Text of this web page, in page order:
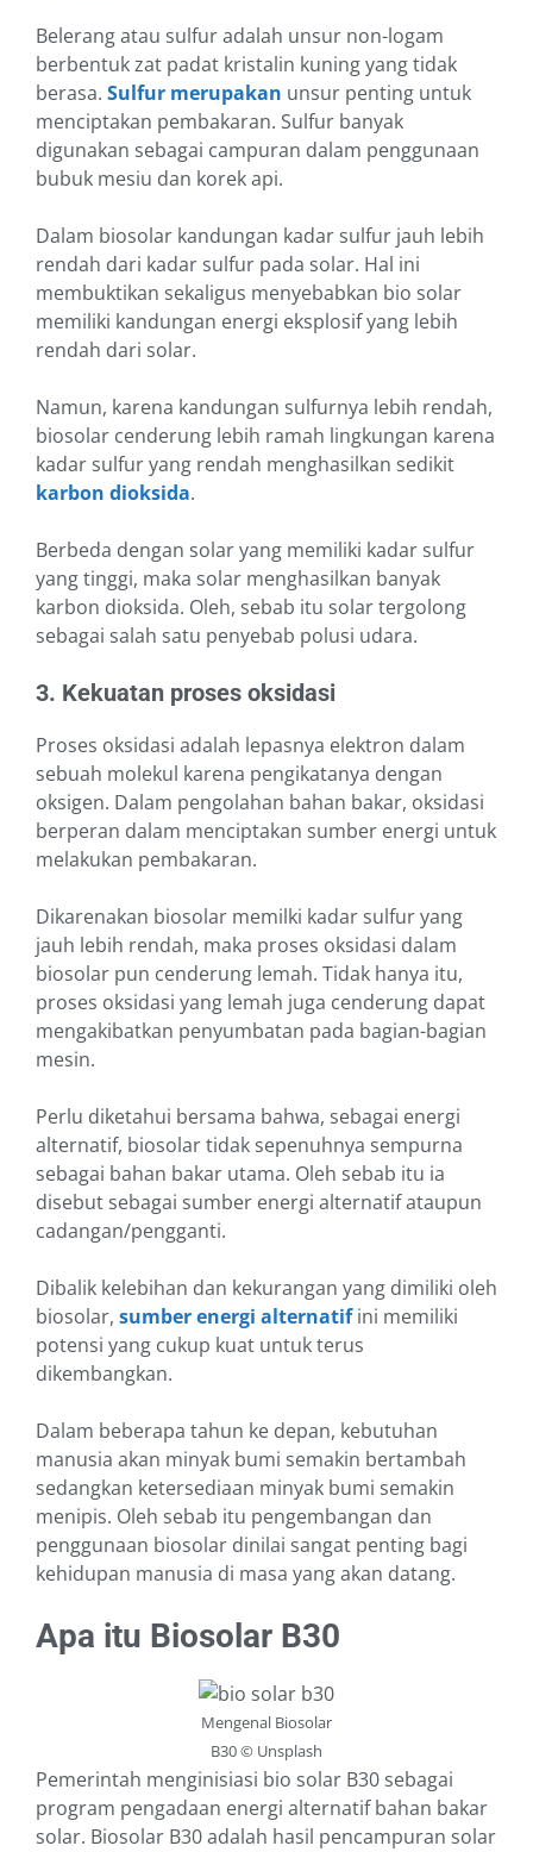
Belerang atau sulfur adalah unsur non-logam
berbentuk zat padat kristalin kuning yang tidak
berasa. Sulfur merupakan unsur penting untuk
menciptakan pembakaran. Sulfur banyak
digunakan sebagai campuran dalam penggunaan
bubuk mesiu dan korek api.
Dalam biosolar kandungan kadar sulfur jauh lebih
rendah dari kadar sulfur pada solar. Hal ini
membuktikan sekaligus menyebabkan bio solar
memiliki kandungan energi eksplosif yang lebih
rendah dari solar.
Namun, karena kandungan sulfurnya lebih rendah,
biosolar cenderung lebih ramah lingkungan karena
kadar sulfur yang rendah menghasilkan sedikit
karbon dioksida.
Berbeda dengan solar yang memiliki kadar sulfur
yang tinggi, maka solar menghasilkan banyak
karbon dioksida. Oleh, sebab itu solar tergolong
sebagai salah satu penyebab polusi udara.
3. Kekuatan proses oksidasi
Proses oksidasi adalah lepasnya elektron dalam
sebuah molekul karena pengikatanya dengan
oksigen. Dalam pengolahan bahan bakar, oksidasi
berperan dalam menciptakan sumber energi untuk
melakukan pembakaran.
Dikarenakan biosolar memilki kadar sulfur yang
jauh lebih rendah, maka proses oksidasi dalam
biosolar pun cenderung lemah. Tidak hanya itu,
proses oksidasi yang lemah juga cenderung dapat
mengakibatkan penyumbatan pada bagian-bagian
mesin.
Perlu diketahui bersama bahwa, sebagai energi
alternatif, biosolar tidak sepenuhnya sempurna
sebagai bahan bakar utama. Oleh sebab itu ia
disebut sebagai sumber energi alternatif ataupun
cadangan/pengganti.
Dibalik kelebihan dan kekurangan yang dimiliki oleh
biosolar, sumber energi alternatifini memiliki
potensi yang cukup kuat untuk terus
dikembangkan.
Dalam beberapa tahun ke depan, kebutuhan
manusia akan minyak bumi semakin bertambah
sedangkan ketersediaan minyak bumi semakin
menipis. Oleh sebab itu pengembangan dan
penggunaan biosolar dinilai sangat penting bagi
kehidupan manusia di masa yang akan datang.
Apa itu Biosolar B30
Mengenal Biosolar
B30 © Unsplash
Pemerintah menginisiasi bio solar B30 sebagai
program pengadaan energi alternatif bahan bakar
solar. Biosolar B30 adalah hasil pencampuran solar